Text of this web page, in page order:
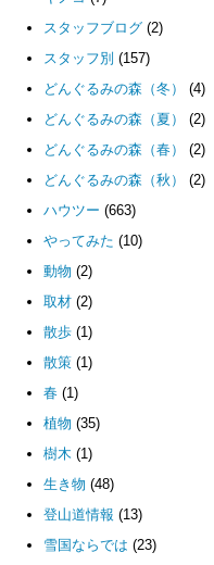
スタッフブログ (2)
スタッフ別 (157)
どんぐるみの森（冬）
(4)
どんぐるみの森（夏）
(2)
どんぐるみの森（春）
(2)
どんぐるみの森（秋）
(2)
ハウツー (663)
やってみた (10)
動物 (2)
取材 (2)
散歩 (1)
散策 (1)
春 (1)
植物 (35)
樹木 (1)
生き物 (48)
登山道情報 (13)
雪国ならでは (23)